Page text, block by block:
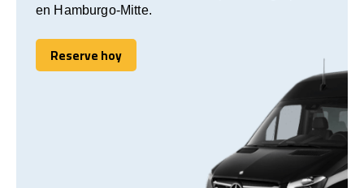
en Hamburgo-Mitte.
Reserve hoy
Reserve hoy